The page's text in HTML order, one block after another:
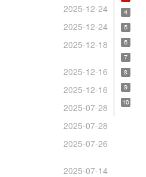
2025-12-24
2025-12-24
2025-12-18
2025-12-16
2025-12-16
2025-07-28
2025-07-28
2025-07-26
2025-07-14